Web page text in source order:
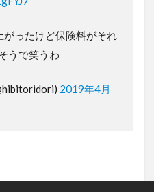
ったけど保険料がそれ
うで笑うわ
2019年4月